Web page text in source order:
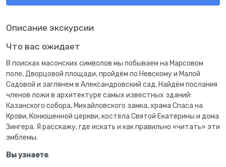
Описание экскурсии
Что вас ожидает
В поисках масонских символов мы побываем на Марсовом
поле, Дворцовой площади, пройдём по Невскому и Малой
Садовой и заглянем в Александровский сад. Найдём послания
членов ложи в архитектуре самых известных зданий:
Казанского собора, Михайловского замка, храма Спаса на
Крови, Конюшенной церкви, костёла Святой Екатерины и дома
Зингера. Я расскажу, где искать и как правильно «читать» эти
эмблемы.
Вы узнаете: